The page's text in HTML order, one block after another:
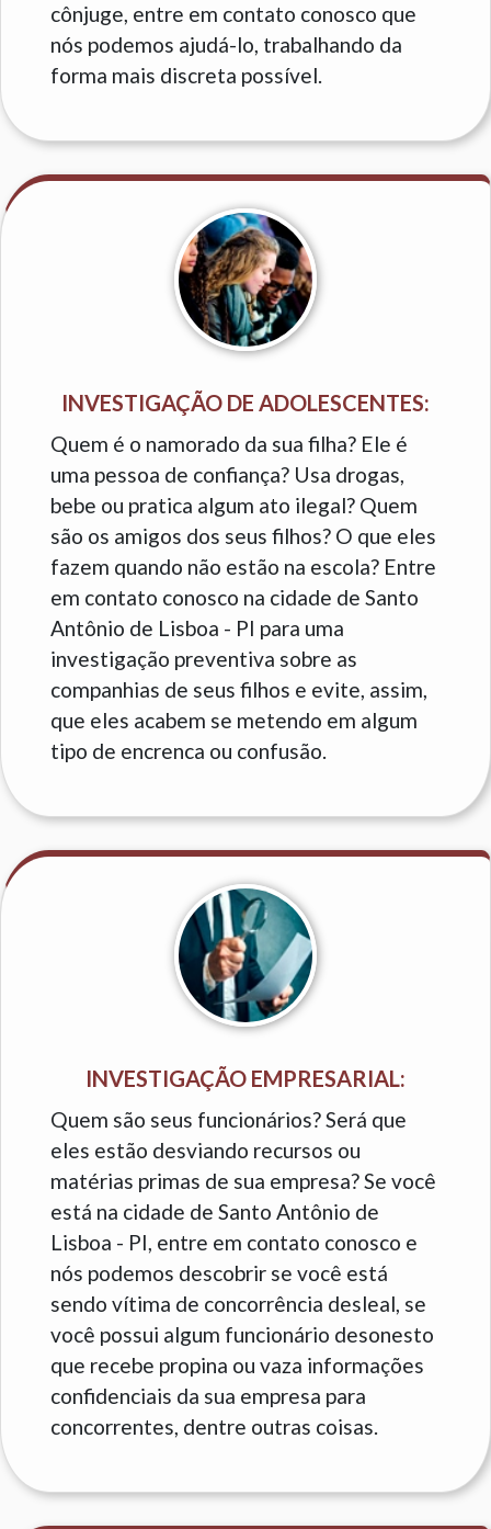
cônjuge, entre em contato conosco que
nós podemos ajudá-lo, trabalhando da
forma mais discreta possível.
INVESTIGAÇÃO DE ADOLESCENTES:
Quem é o namorado da sua filha? Ele é
uma pessoa de confiança? Usa drogas,
bebe ou pratica algum ato ilegal? Quem
são os amigos dos seus filhos? O que eles
fazem quando não estão na escola? Entre
em contato conosco na cidade de Santo
Antônio de Lisboa - PI para uma
investigação preventiva sobre as
companhias de seus filhos e evite, assim,
que eles acabem se metendo em algum
tipo de encrenca ou confusão.
INVESTIGAÇÃO EMPRESARIAL:
Quem são seus funcionários? Será que
eles estão desviando recursos ou
matérias primas de sua empresa? Se você
está na cidade de Santo Antônio de
Lisboa - PI, entre em contato conosco e
nós podemos descobrir se você está
sendo vítima de concorrência desleal, se
você possui algum funcionário desonesto
que recebe propina ou vaza informações
confidenciais da sua empresa para
concorrentes, dentre outras coisas.